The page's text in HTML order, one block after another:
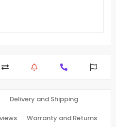
Delivery and Shipping
Warranty and Returns